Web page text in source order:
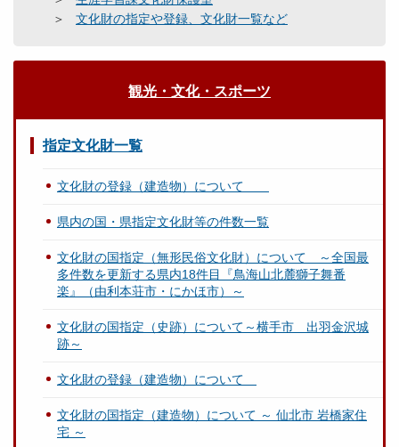
文化財の指定や登録、文化財一覧など
観光・文化・スポーツ
指定文化財一覧
文化財の登録（建造物）について
県内の国・県指定文化財等の件数一覧
文化財の国指定（無形民俗文化財）について ～全国最
多件数を更新する県内18件目『鳥海山北麓獅子舞番
楽』（由利本荘市・にかほ市）～
文化財の国指定（史跡）について～横手市 出羽金沢城
跡～
文化財の登録（建造物）について
文化財の国指定（建造物）について ～ 仙北市 岩橋家住
宅 ～